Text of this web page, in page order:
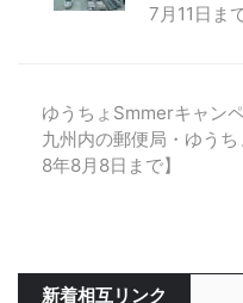
7月11日まで
ゆうちょSmmerキャン
九州内の郵便局・ゆう
8年8月8日まで】
新着相互リンク